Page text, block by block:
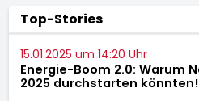
Top-Stories
15.01.2025 um 14:20 Uhr
Energie-Boom 2.0: Warum
2025 durchstarten könnten!